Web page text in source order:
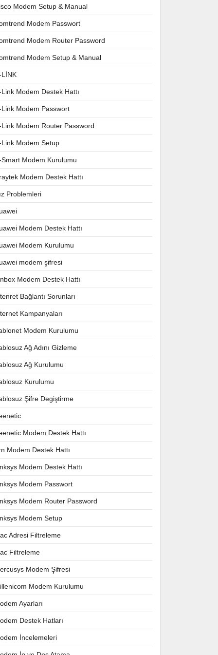
Modem Setup & Manual
Modem Passwort
Modem Router Password
Modem Setup & Manual
LİNK
Link Modem Destek Hattı
Link Modem Passwort
Link Modem Router Password
Link Modem Setup
Smart Modem Kurulumu
Modem Destek Hattı
Problemleri
Modem Destek Hattı
Modem Kurulumu
modem şifresi
Modem Destek Hattı
Bağlantı Sorunları
Kampanyaları
Modem Kurulumu
Ağ Adını Gizleme
Ağ Kurulumu
Kurulumu
Şifre Degiştirme
Modem Destek Hattı
Modem Destek Hattı
Modem Destek Hattı
Modem Passwort
Modem Router Password
Modem Setup
Adresi Filtreleme
Filtreleme
Modem Şifresi
Modem Kurulumu
Ayarları
Destek Hatları
İncelemeleri